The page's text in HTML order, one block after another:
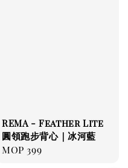
REMA - Feather Lite
圓領跑步背心｜冰河藍
Regular
MOP 399